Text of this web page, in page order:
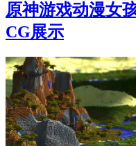
原神游戏动漫女
CG展示